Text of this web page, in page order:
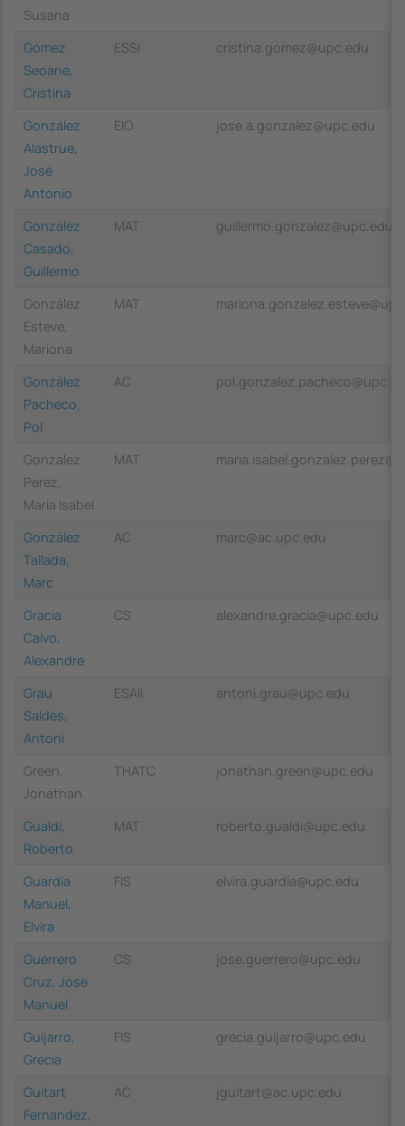
Susana
Gómez
Seoane,
Cristina
ESSI cristina.gomez@upc.edu
González
Alastrue,
José
Antonio
EIO jose.a.gonzalez@upc.edu
González
Casado,
Guillermo
MAT guillermo.gonzalez@upc.edu
González
Esteve,
Mariona
MAT
González
Pacheco,
Pol
AC
Gonzalez
Perez,
Maria Isabel
MAT
Gonzàlez
Tallada,
Marc
AC marc@ac.upc.edu
Gracia
Calvo,
Alexandre
CS alexandre.gracia@upc.edu
Grau
Saldes,
Antoni
ESAII antoni.grau@upc.edu
Green,
Jonathan
THATC jonathan.green@upc.edu
Gualdi,
Roberto
MAT roberto.gualdi@upc.edu
Guardia
Manuel,
Elvira
FIS elvira.guardia@upc.edu
Guerrero
Cruz, Jose
Manuel
CS jose.guerrero@upc.edu
Guijarro,
Grecia
FIS grecia.guijarro@upc.edu
Guitart
Fernandez,
AC jguitart@ac.upc.edu